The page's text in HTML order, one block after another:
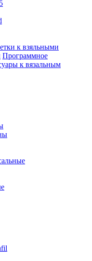
к взяльными
Программное
к вязальным